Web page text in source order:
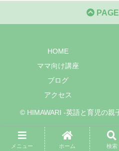
HOME
ママ向け講座
ブログ
アクセス
© HIMAWARI -英語と育児の親
メニュー ホーム 検索